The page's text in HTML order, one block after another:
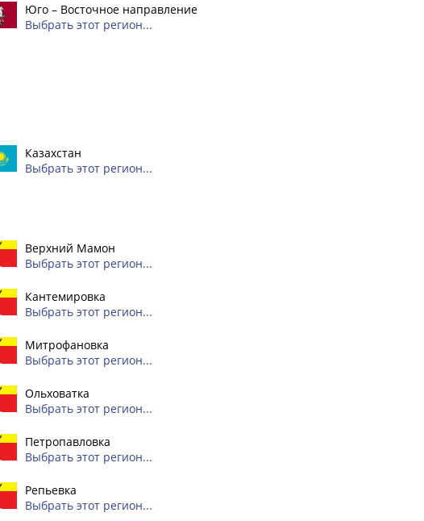
Юго – Восточное направление
Выбрать этот регион...
Казахстан
Выбрать этот регион...
Верхний Мамон
Выбрать этот регион...
Кантемировка
Выбрать этот регион...
Митрофановка
Выбрать этот регион...
Ольховатка
Выбрать этот регион...
Петропавловка
Выбрать этот регион...
Репьевка
Выбрать этот регион...